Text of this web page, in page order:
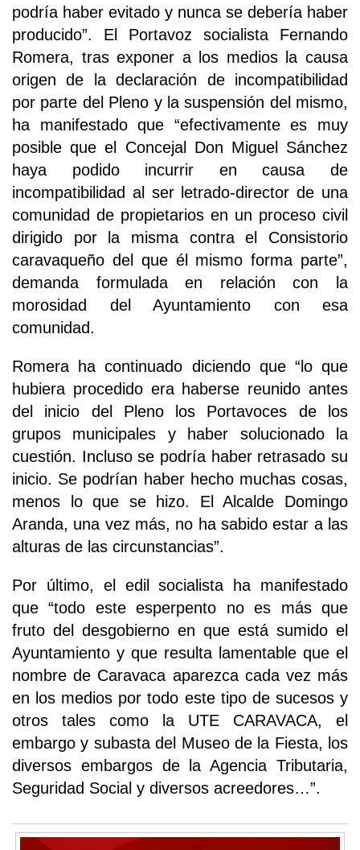
podría haber evitado y nunca se debería haber
producido”. El Portavoz socialista Fernando
Romera, tras exponer a los medios la causa
origen de la declaración de incompatibilidad
por parte del Pleno y la suspensión del mismo,
ha manifestado que “efectivamente es muy
posible que el Concejal Don Miguel Sánchez
haya podido incurrir en causa de
incompatibilidad al ser letrado-director de una
comunidad de propietarios en un proceso civil
dirigido por la misma contra el Consistorio
caravaqueño del que él mismo forma parte”,
demanda formulada en relación con la
morosidad del Ayuntamiento con esa
comunidad.
Romera ha continuado diciendo que “lo que
hubiera procedido era haberse reunido antes
del inicio del Pleno los Portavoces de los
grupos municipales y haber solucionado la
cuestión. Incluso se podría haber retrasado su
inicio. Se podrían haber hecho muchas cosas,
menos lo que se hizo. El Alcalde Domingo
Aranda, una vez más, no ha sabido estar a las
alturas de las circunstancias”.
Por último, el edil socialista ha manifestado
que “todo este esperpento no es más que
fruto del desgobierno en que está sumido el
Ayuntamiento y que resulta lamentable que el
nombre de Caravaca aparezca cada vez más
en los medios por todo este tipo de sucesos y
otros tales como la UTE CARAVACA, el
embargo y subasta del Museo de la Fiesta, los
diversos embargos de la Agencia Tributaria,
Seguridad Social y diversos acreedores…”.